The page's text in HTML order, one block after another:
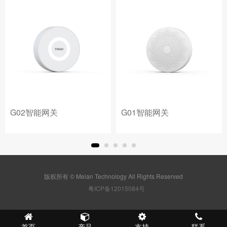
G02智能网关 G01智能网关
版权所有 © Meian Technology All Rights Reserved
粤ICP备12015084号